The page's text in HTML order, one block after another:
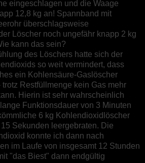
eingeschlagen und die Waage
12,8 kg an! Spannband mit
überschlagsweise
Löscher noch ungefähr knapp 2 kg
kann das sein?
des Löschers hatte sich der
so weit vermindert, dass
ein Kohlensäure-Gaslöscher
Restfüllmenge kein Gas mehr
Hierin ist sehr wahrscheinlich
Funktionsdauer von 3 Minuten
6 kg Kohlendioxidlöscher
Sekunden leergebraten. Die
konnte ich dann nach
im Laufe von insgesamt 12 Stunden
"das Biest" dann endgültig